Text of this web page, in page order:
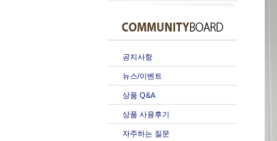
공지사항
뉴스/이벤트
상품 Q&A
상품 사용후기
자주하는 질문